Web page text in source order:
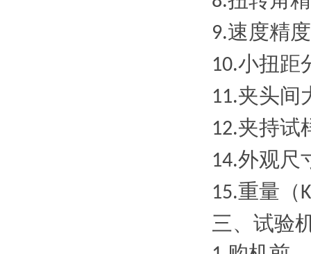
9.速度精
10.小扭距
11.夹头间
12.夹持试
14.外观尺
15.重量（
三、 试验